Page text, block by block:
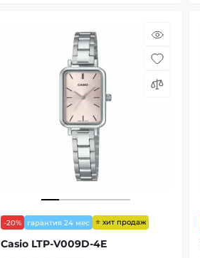
-20% гарантия 24 мес ⭐ хит продаж
Casio LTP-V009D-4E